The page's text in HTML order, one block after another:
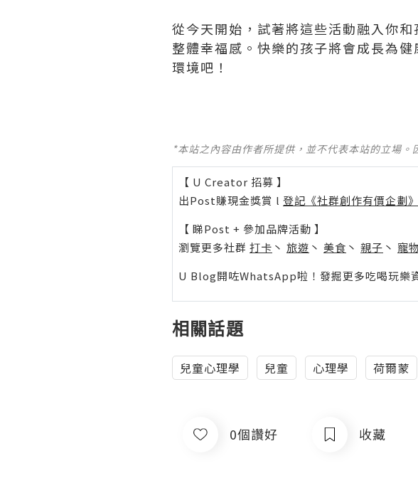
從今天開始，試著將這些活動融入你
整體幸福感。快樂的孩子將會成長為
環境吧！
*本站之內容由作者所提供，並不代表本站的立場
【 U Creator 招募 】
出Post賺現金獎賞 l 登記《社群創作有價企劃》
【 睇Post + 參加品牌活動 】
瀏覽更多社群 打卡 丶 旅遊 丶 美食 丶 親子 丶 寵物
U Blog開咗WhatsApp啦！發掘更多吃喝玩樂
相關話題
兒童心理學 兒童 心理學 荷爾蒙
0個讚好 收藏